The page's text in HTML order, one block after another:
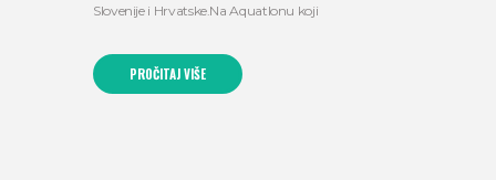
Slovenije i Hrvatske.Na Aquatlonu koji
PROČITAJ VIŠE